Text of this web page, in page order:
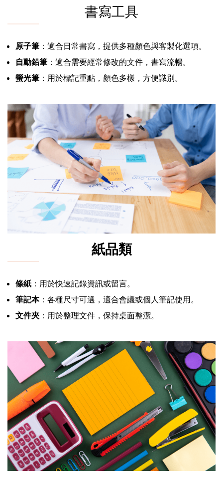
書寫工具
原子筆 ：適合日常書寫，提供多種顏色與客製化選項。
自動鉛筆 ：適合需要經常修改的文件，書寫流暢。
螢光筆 ：用於標記重點，顏色多樣，方便識別。
紙品類
條紙 ：用於快速記錄資訊或留言。
筆記本：各種尺寸可選，適合會議或個人筆記使用。
文件夾 ：用於整理文件，保持桌面整潔。